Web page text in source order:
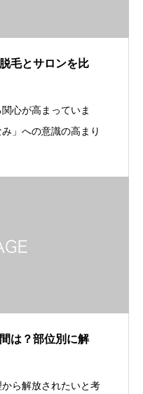
毛とサロンを比
心が高まっていま
」への意識の高まり
は？部位別に解
ら解放されたいと考